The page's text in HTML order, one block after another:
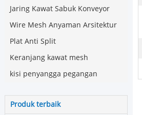
Jaring Kawat Sabuk Konveyor
Wire Mesh Anyaman Arsitektur
Plat Anti Split
Keranjang kawat mesh
kisi penyangga pegangan
Produk terbaik